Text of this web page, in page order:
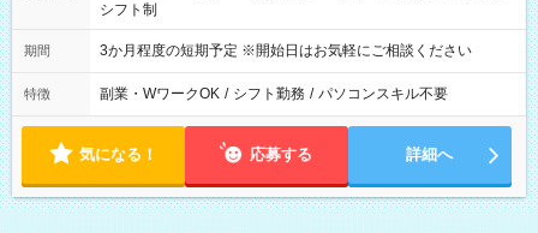
シフト制
期間 3か月程度の短期予定 ※開始日はお気軽にご相談ください
特徴 副業・WワークOK / シフト勤務 / パソコンスキル不要
気になる！ 応募する 詳細へ